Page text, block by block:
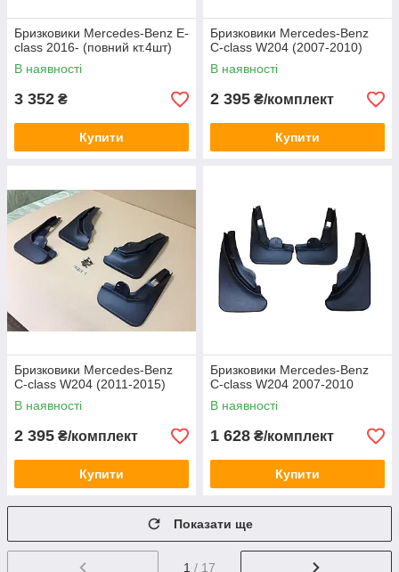
Бризковики Mercedes-Benz E-
class 2016- (повний кт.4шт)
В наявності
3 352 ₴
Купити
Бризковики Mercedes-Benz
C-class W204 (2007-2010)
В наявності
2 395 ₴/комплект
Купити
Бризковики Mercedes-Benz
C-class W204 (2011-2015)
В наявності
2 395 ₴/комплект
Купити
Бризковики Mercedes-Benz
C-class W204 2007-2010
В наявності
1 628 ₴/комплект
Купити
Показати ще
1 / 17